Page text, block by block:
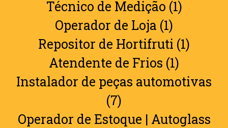
Técnico de Medição (1)
Operador de Loja (1)
Repositor de Hortifruti (1)
Atendente de Frios (1)
Instalador de peças automotivas
(7)
Operador de Estoque | Autoglass